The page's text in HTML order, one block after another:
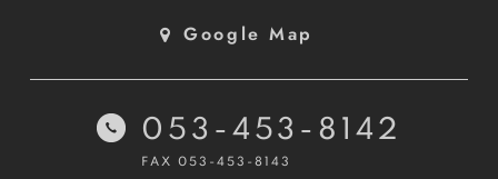
Google Map
053-453-8142
FAX 053-453-8143